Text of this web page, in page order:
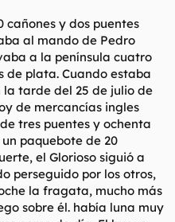
cañones y dos puentes
al mando de Pedro
a la península cuatro
de plata. Cuando estaba
tarde del 25 de julio de
de mercancías ingles
tres puentes y ochenta
paquebote de 20
el Glorioso siguió a
perseguido por los otros,
la fragata, mucho más
sobre él. había luna muy